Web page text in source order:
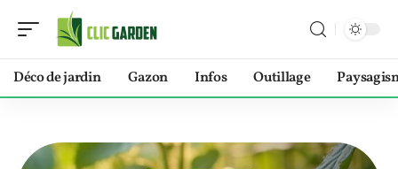
Déco de jardin Gazon Infos Outillage